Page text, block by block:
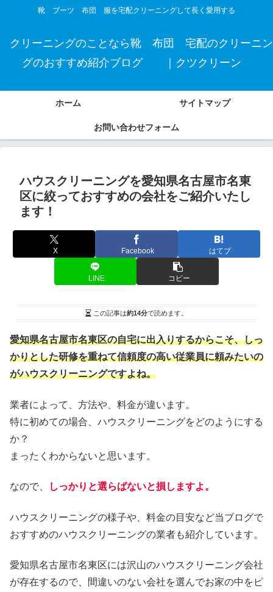
靴 ブーツ 布団 服を宅配クリーニングして長く愛用する
クリーニングのことなら靴 布団 宅配のクリーニン
グのおすすめ紹介ブログ ｜クツクリーン
ホーム サイトマップ
お問い合わせフォーム
ハウスクリーニングを愛知県名古屋市名東
区に絞っておすすめの会社をご紹介いたし
ます！
X Facebook はてブ
LINE コピー
この記事は約14分で読めます。
愛知県名古屋市名東区の自宅に出入りするからこそ、しっ
かりとした研修を重ねて信頼度の高い従業員に頼みたいの
がハウスクリーニングですよね。
業者によって、方法や、料金が違います。
特に初めての場合、ハウスクリーニングをどのようにする
か？
まったくわからないと思います。
なので、 しっかりと選らばないと損しますよ。
ハウスクリーニングの様子や、料金の目安など当ブログで
おすすめのハウスクリーニングの業者も紹介しています。
愛知県名古屋市名東区には沢山のハウスクリーニング会社
が存在するので、間違いのない会社を選んでお家の中をピ